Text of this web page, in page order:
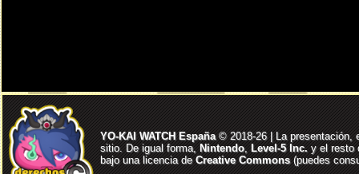
YO-KAI WATCH España© 2018-26 | La presentación,
sitio. De igual forma, Nintendo, Level-5 Inc. y el resto
bajo una licencia deCreative Commons(puedes